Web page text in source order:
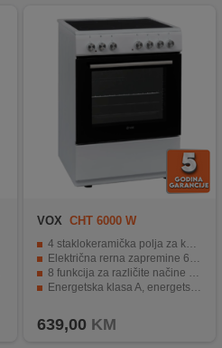
VOX CHT 6000 W
4 staklokeramička polja za kuhanje
Električna rerna zapremine 69 litara
8 funkcija za različite načine pečenja
Energetska klasa A, energetski efikasan
639,00 KM